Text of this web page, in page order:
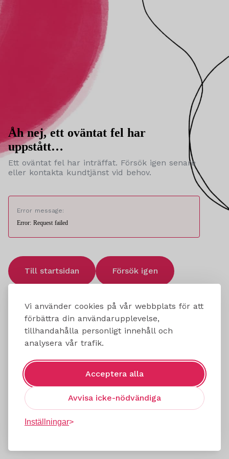
Vi använder cookies på vår webbplats för att
förbättra din användarupplevelse,
tillhandahålla personligt innehåll och
analysera vår trafik.
Acceptera alla
Avvisa icke-nödvändiga
Inställningar
Åh nej, ett oväntat fel har
uppstått…
Ett oväntat fel har inträffat. Försök igen senare
eller kontakta kundtjänst vid behov.
Error message:
Error: Request failed
Till startsidan Försök igen